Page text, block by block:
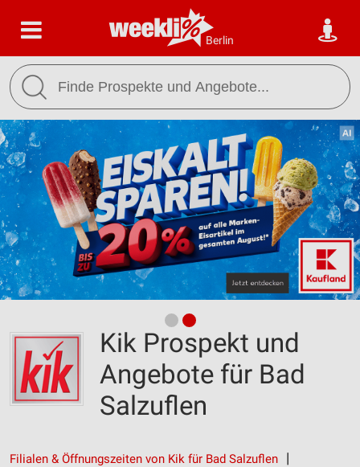
Berlin
Kik Prospekt und
Angebote für Bad
Salzuflen
Filialen & Öffnungszeiten von Kik für Bad Salzuflen